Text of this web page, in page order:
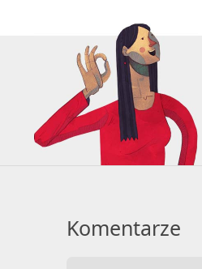
Komentarze